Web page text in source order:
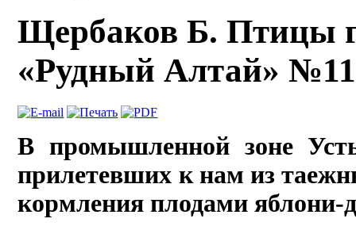
Щербаков Б. Птицы
«Рудный Алтай»
В промышленной зоне
прилетевших к нам из
кормления плодами яблони-